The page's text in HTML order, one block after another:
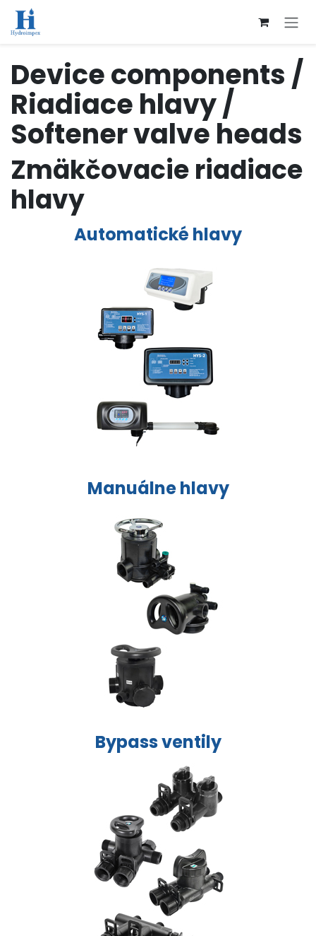
Přejít na obsah
Device components /
Riadiace hlavy /
Softener valve heads
Zmäkčovacie riadiace
hlavy
Automatické hlavy
Manuálne hlavy
Bypass ventily